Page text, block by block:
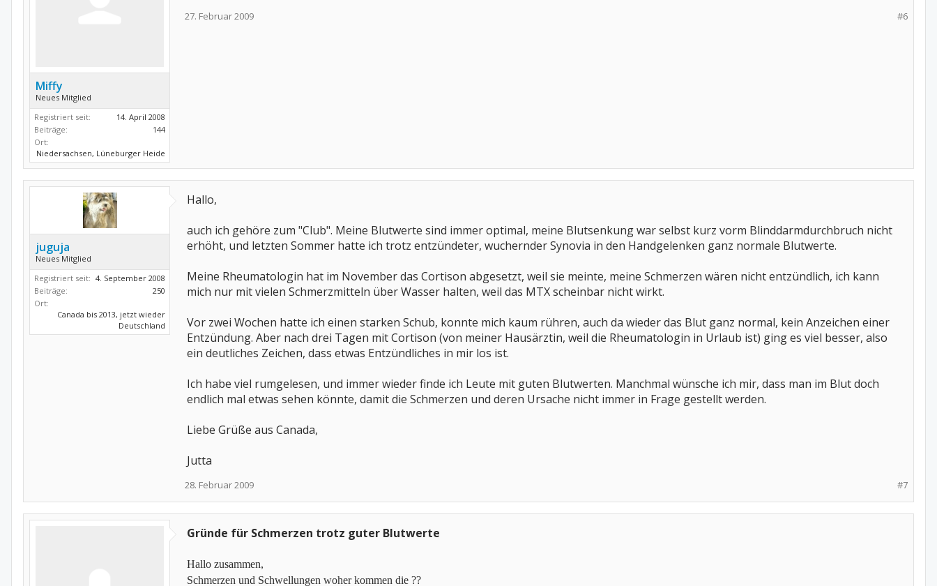
Miffy
Neues Mitglied
Registriert seit:
14. April 2008
Beiträge:
144
Ort:
Niedersachsen, Lüneburger Heide
#6
27. Februar 2009
juguja
Neues Mitglied
Registriert seit: 4. September 2008
Beiträge:
250
Ort:
Canada bis 2013, jetzt wieder
Deutschland
Hallo,
auch ich gehöre zum "Club". Meine Blutwerte sind immer optimal, meine Blutsenkung war selbst kurz vorm Blinddarmdurchbruch nicht
erhöht, und letzten Sommer hatte ich trotz entzündeter, wuchernder Synovia in den Handgelenken ganz normale Blutwerte.
Meine Rheumatologin hat im November das Cortison abgesetzt, weil sie meinte, meine Schmerzen wären nicht entzündlich, ich kann
mich nur mit vielen Schmerzmitteln über Wasser halten, weil das MTX scheinbar nicht wirkt.
Vor zwei Wochen hatte ich einen starken Schub, konnte mich kaum rühren, auch da wieder das Blut ganz normal, kein Anzeichen einer
Entzündung. Aber nach drei Tagen mit Cortison (von meiner Hausärztin, weil die Rheumatologin in Urlaub ist) ging es viel besser, also
ein deutliches Zeichen, dass etwas Entzündliches in mir los ist.
Ich habe viel rumgelesen, und immer wieder finde ich Leute mit guten Blutwerten. Manchmal wünsche ich mir, dass man im Blut doch
endlich mal etwas sehen könnte, damit die Schmerzen und deren Ursache nicht immer in Frage gestellt werden.
Liebe Grüße aus Canada,
Jutta
#7
28. Februar 2009
Gründe für Schmerzen trotz guter Blutwerte
Hallo zusammen,
Schmerzen und Schwellungen woher kommen die ??